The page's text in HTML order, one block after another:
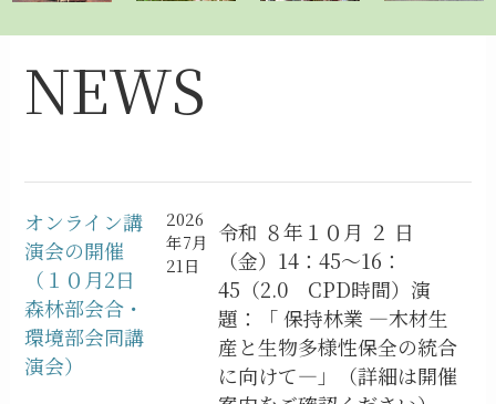
NEWS
オンライン講
演会の開催
（１０月2日
森林部会合・
環境部会同講
演会）
2026
年7月
21日
令和 ８年１０月 ２ 日
（金）14：45～16：
45（2.0 CPD時間）演
題：「 保持林業 ―木材生
産と生物多様性保全の統合
に向けて―」（詳細は開催